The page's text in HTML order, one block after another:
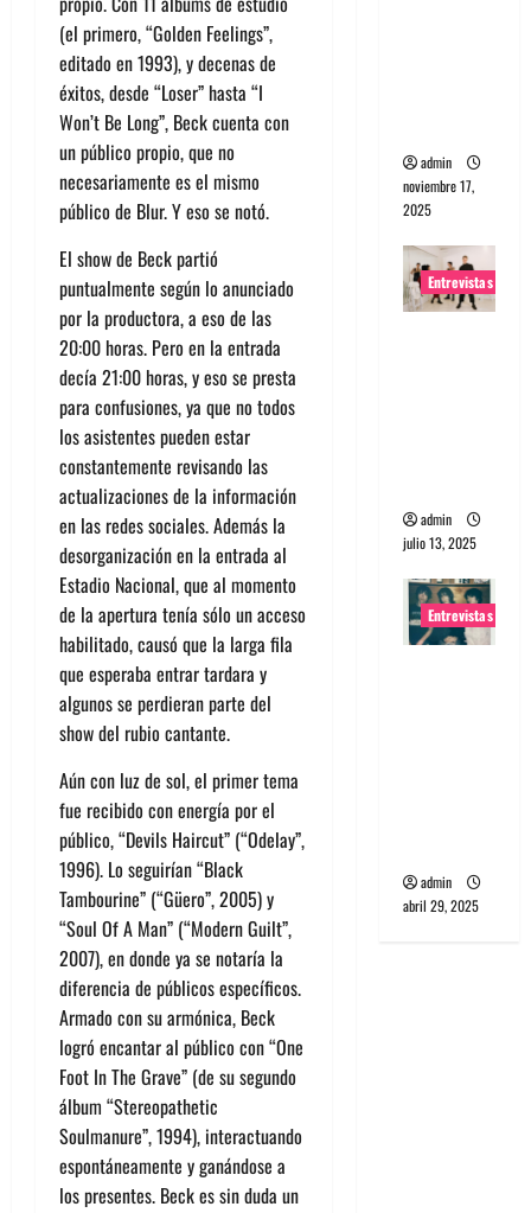
(el primero, “Golden Feelings”,
editado en 1993), y decenas de
éxitos, desde “Loser” hasta “I
Won’t Be Long”, Beck cuenta con
un público propio, que no
necesariamente es el mismo
público de Blur. Y eso se notó.
El show de Beck partió
puntualmente según lo anunciado
por la productora, a eso de las
20:00 horas. Pero en la entrada
decía 21:00 horas, y eso se presta
para confusiones, ya que no todos
los asistentes pueden estar
constantemente revisando las
actualizaciones de la información
en las redes sociales. Además la
desorganización en la entrada al
Estadio Nacional, que al momento
de la apertura tenía sólo un acceso
habilitado, causó que la larga fila
que esperaba entrar tardara y
algunos se perdieran parte del
show del rubio cantante.
Aún con luz de sol, el primer tema
fue recibido con energía por el
público, “Devils Haircut” (“Odelay”,
1996). Lo seguirían “Black
Tambourine” (“Güero”, 2005) y
“Soul Of A Man” (“Modern Guilt”,
2007), en donde ya se notaría la
diferencia de públicos específicos.
Armado con su armónica, Beck
logró encantar al público con “One
Foot In The Grave” (de su segundo
álbum “Stereopathetic
Soulmanure”, 1994), interactuando
espontáneamente y ganándose a
los presentes. Beck es sin duda un
admin
noviembre 17,
2025
Entrevistas
admin
julio 13, 2025
Entrevistas
admin
abril 29, 2025